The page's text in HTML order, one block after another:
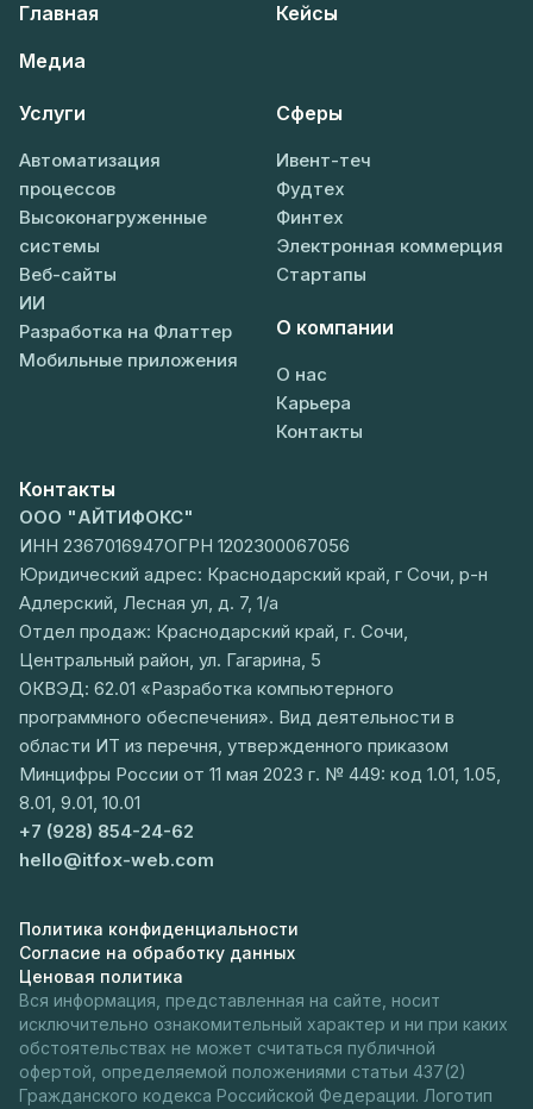
Главная
Кейсы
Медиа
Услуги
Автоматизация
процессов
Высоконагруженные
системы
Веб-сайты
ИИ
Разработка на Флаттер
Мобильные приложения
Сферы
Ивент-теч
Фудтех
Финтех
Электронная коммерция
Стартапы
О компании
О нас
Карьера
Контакты
Контакты
ООО "АЙТИФОКС"
ИНН 2367016947ОГРН 1202300067056
Юридический адрес: Краснодарский край, г Сочи, р-н
Адлерский, Лесная ул, д. 7, 1/а
Отдел продаж: Краснодарский край, г. Сочи,
Центральный район, ул. Гагарина, 5
ОКВЭД: 62.01 «Разработка компьютерного
программного обеспечения». Вид деятельности в
области ИТ из перечня, утвержденного приказом
Минцифры России от 11 мая 2023 г. № 449: код 1.01, 1.05,
8.01, 9.01, 10.01
hello@itfox-web.com
+7 (928) 854-24-62
Политика конфиденциальности
Согласие на обработку данных
Ценовая политика
Вся информация, представленная на сайте, носит
исключительно ознакомительный характер и ни при каких
обстоятельствах не может считаться публичной
офертой, определяемой положениями статьи 437(2)
Гражданского кодекса Российской Федерации. Логотип